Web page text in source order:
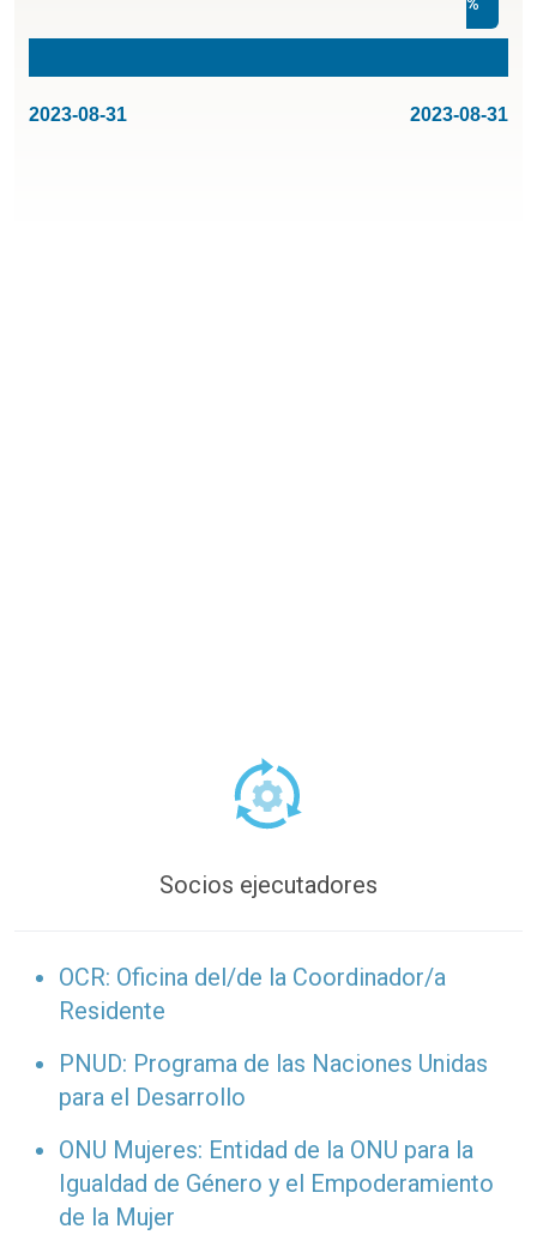
%
2023-08-31 2023-08-31
Socios ejecutadores
OCR: Oficina del/de la Coordinador/a
Residente
PNUD: Programa de las Naciones Unidas
para el Desarrollo
ONU Mujeres: Entidad de la ONU para la
Igualdad de Género y el Empoderamiento
de la Mujer